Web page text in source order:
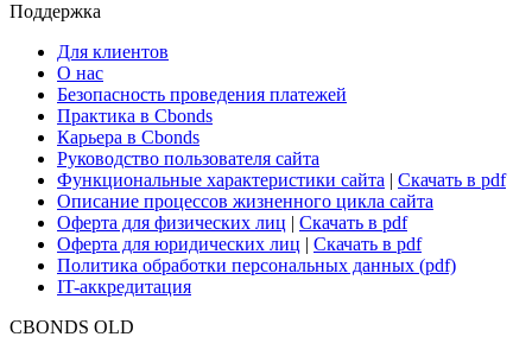
Поддержка
Для клиентов
О нас
Безопасность проведения платежей
Практика в Cbonds
Карьера в Cbonds
Руководство пользователя сайта
Функциональные характеристики сайта | Скачать в pdf
Описание процессов жизненного цикла сайта
Оферта для физических лиц | Скачать в pdf
Оферта для юридических лиц | Скачать в pdf
Политика обработки персональных данных (pdf)
IT-аккредитация
CBONDS OLD